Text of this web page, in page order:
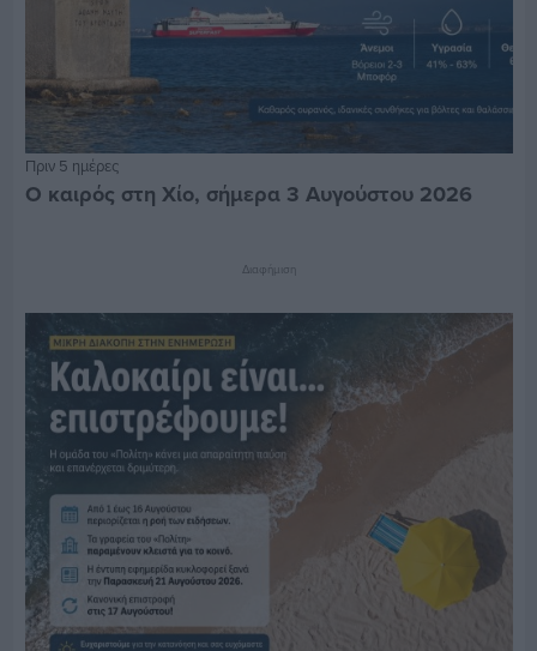
Πριν 5 ημέρες
Ο καιρός στη Χίο, σήμερα 3 Αυγούστου 2026
Διαφήμιση